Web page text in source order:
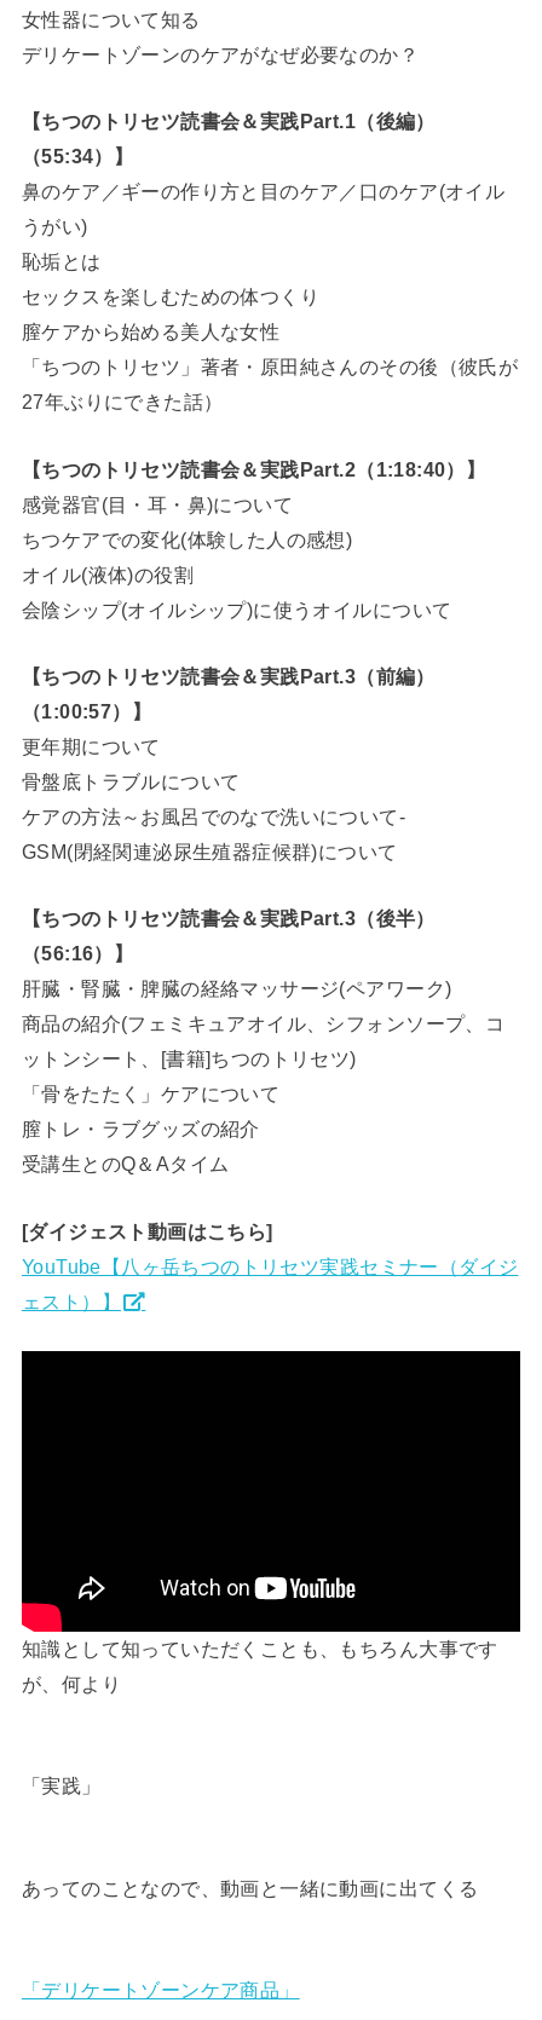
女性器について知る
デリケートゾーンのケアがなぜ必要なのか？
【ちつのトリセツ読書会＆実践Part.1（後編）
（55:34）】
鼻のケア／ギーの作り方と目のケア／口のケア(オイル
うがい)
恥垢とは
セックスを楽しむための体つくり
膣ケアから始める美人な女性
「ちつのトリセツ」著者・原田純さんのその後（彼氏が
27年ぶりにできた話）
【ちつのトリセツ読書会＆実践Part.2（1:18:40）】
感覚器官(目・耳・鼻)について
ちつケアでの変化(体験した人の感想)
オイル(液体)の役割
会陰シップ(オイルシップ)に使うオイルについて
【ちつのトリセツ読書会＆実践Part.3（前編）
（1:00:57）】
更年期について
骨盤底トラブルについて
ケアの方法～お風呂でのなで洗いについて-
GSM(閉経関連泌尿生殖器症候群)について
【ちつのトリセツ読書会＆実践Part.3（後半）
（56:16）】
肝臓・腎臓・脾臓の経絡マッサージ(ペアワーク)
商品の紹介(フェミキュアオイル、シフォンソープ、コ
ットンシート、[書籍]ちつのトリセツ)
「骨をたたく」ケアについて
膣トレ・ラブグッズの紹介
受講生とのQ＆Aタイム
[ダイジェスト動画はこちら]
YouTube【八ヶ岳ちつのトリセツ実践セミナー（ダイジ
ェスト）】
知識として知っていただくことも、もちろん大事です
が、何より
「実践」
あってのことなので、動画と一緒に動画に出てくる
「デリケートゾーンケア商品」